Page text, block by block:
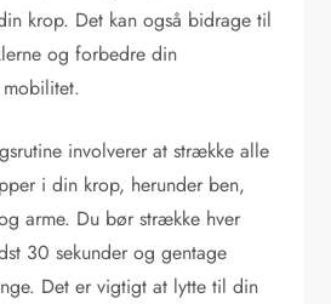
krop. Det kan også bidrage til
og forbedre din
involverer at strække alle
i din krop, herunder ben,
arme. Du bør strække hver
30 sekunder og gentage
Det er vigtigt at lytte til din